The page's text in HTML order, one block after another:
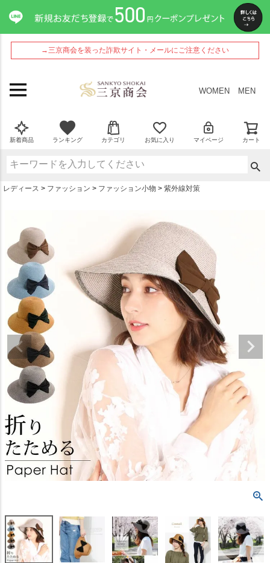
→三京商会を装った詐欺サイト・メールにご注意ください
WOMEN MEN
新着商品 ランキング カテゴリ お気に入り マイページ カート
レディース ファッション ファッション小物 紫外線対策
ペー
ジト
ップ
へ